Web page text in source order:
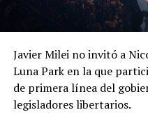
Javier Milei no invitó a
Luna Park en la que
de primera línea del
legisladores libertarios.